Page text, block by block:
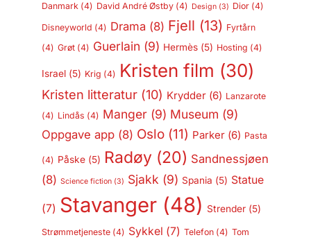
Danmark(4) David André Østby(4) Design(3) Dior(4)
Disneyworld (4) Drama (8) Fjell (13) Fyrtårn
(4) Grøt(4) Guerlain (9) Hermès(5) Hosting (4)
Israel(5) Krig (4) Kristen film (30)
Kristen litteratur(10) Krydder(6) Lanzarote
(4) Lindås (4) Manger(9) Museum (9)
Oppgave app(8) Oslo(11) Parker(6) Pasta
(4) Påske(5) Radøy(20) Sandnessjøen
(8) Science fiction(3) Sjakk (9) Spania (5) Statue
(7) Stavanger(48) Strender(5)
Strømmetjeneste(4) Sykkel (7) Telefon(4) Tom